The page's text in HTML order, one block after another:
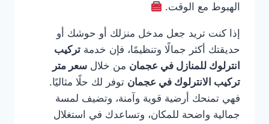
الهبوط مع الوقت.
إذا كنت تريد جعل مدخل منزلك أو حوشك أو
حديقتك أكثر جمالًا وتنظيمًا، فإن خدمة تركيب
انترلوك للمنازل في عجمان من خلال سعر متر
تركيب الانترلوك في عجمان توفر لك حلًا مثاليًا.
فهي تمنحك أرضية قوية وآمنة، وتضيف لمسة
جمالية واضحة للمكان، وتساعدك في استغلال